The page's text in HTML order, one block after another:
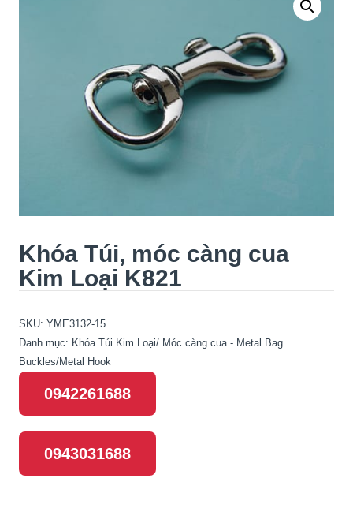
Khóa Túi, móc càng cua
Kim Loại K821
SKU: YME3132-15
Danh mục: Khóa Túi Kim Loại/ Móc càng cua - Metal Bag
Buckles/Metal Hook
0942261688
0943031688